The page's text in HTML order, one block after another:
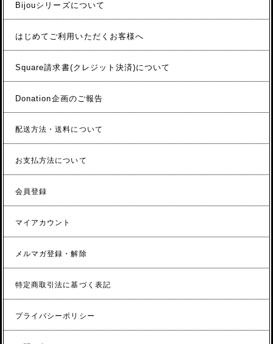
Bijouシリーズについて
はじめてご利用いただくお客様へ
Square請求書(クレジット決済)について
Donation企画のご報告
配送方法・送料について
お支払方法について
会員登録
マイアカウント
メルマガ登録・解除
特定商取引法に基づく表記
プライバシーポリシー